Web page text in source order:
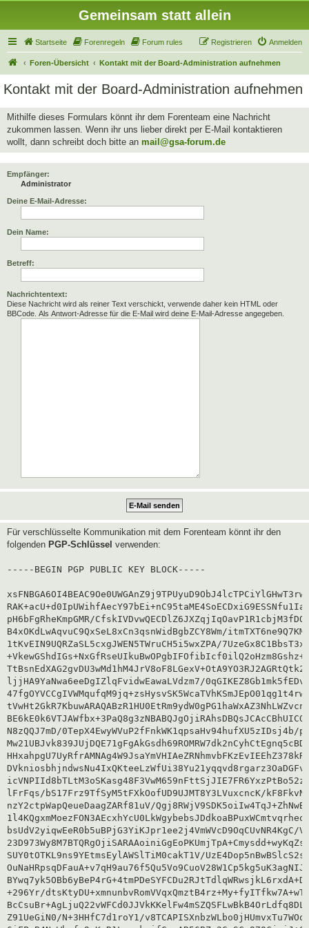
Gemeinsam statt allein
Startseite Forenregeln Forum rules Anmelden
Registrieren
Foren-Übersicht Kontakt mit der Board-Administration aufnehmen
Kontakt mit der Board-Administration aufnehmen
Mithilfe dieses Formulars könnt ihr dem Forenteam eine Nachricht
zukommen lassen. Wenn ihr uns lieber direkt per E-Mail kontaktieren
wollt, dann schreibt doch bitte an mail@gsa-forum.de
Empfänger:
Administrator
Deine E-Mail-Adresse:
Dein Name:
Betreff:
Nachrichtentext:
Diese Nachricht wird als reiner Text verschickt, verwende daher kein HTML oder
BBCode. Als Antwort-Adresse für die E-Mail wird deine E-Mail-Adresse angegeben.
Für verschlüsselte Kommunikation mit dem Forenteam könnt ihr den
folgenden PGP-Schlüssel verwenden:
-----BEGIN PGP PUBLIC KEY BLOCK-----
pH6bFgRheKmpGMR/
B4xOKdLwAqvuC9QxSeL8xCn3qsnWidBgbZCY8Wm/
1tKvEIN9UQRZaSL5cxgJWEN5TWruCH5i5wxZPA/
ljjHA9YaNwa6eeDgIZlqFvidwEawaLVdzm7/
N8zQQJ7mD/0TepX4EwyWVuP2fFnkWK1qpsaHv94hufXU5zIDsj4b/
lFrFqs/bS17Frz9TfSyM5tFXkOofUD9UJMT8Y3LVuxcncK/
nzY2ctpWapQeueDaagZARf81uV/
bsUdV2yiqwEeR0b5uBPjG3YiKJpr1ee2j4VmWVcD9OqCUvNR4KgC/
SUY0tOTKL9ns9YEtmsEylAWSlTiM0cakT1V/
+296Yr/
Z91UeGiN0/N+3HHfC7d1roY1/